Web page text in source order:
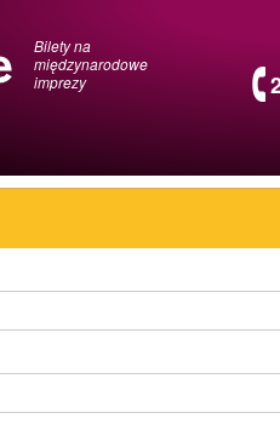
Bilety na
międzynarodowe
imprezy